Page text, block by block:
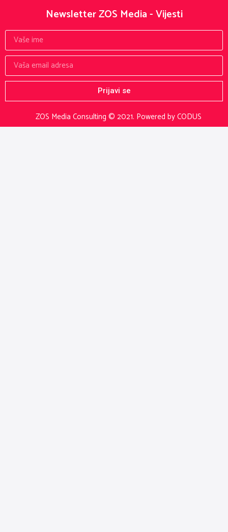
ZOS Media Consulting © 2021. Powered by CODUS
Newsletter ZOS Media - Vijesti
Prijavi se